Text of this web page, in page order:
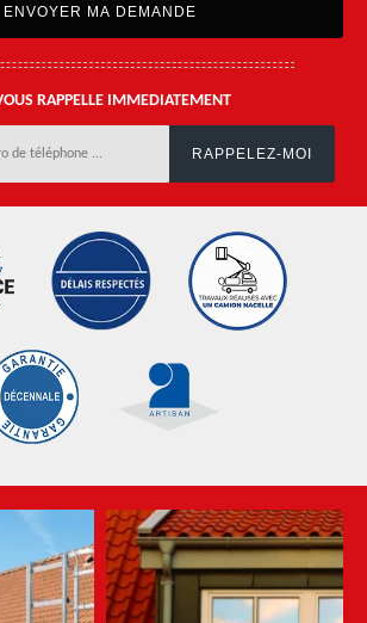
RAPPELLE IMMEDIATEMENT